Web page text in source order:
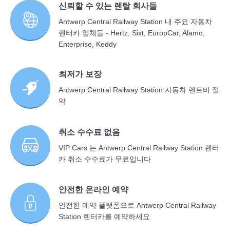
신뢰할 수 있는 렌탈 회사들
Antwerp Central Railway Station 내 주요 자동차
렌터카 업체들 - Hertz, Sixt, EuropCar, Alamo,
Enterprise, Keddy
최저가 보장
Antwerp Central Railway Station 자동차 렌트비 절
약
취소 수수료 없음
VIP Cars 는 Antwerp Central Railway Station 렌터
카 취소 수수료가 무료입니다
안전한 온라인 예약
안전한 예약 플랫폼으로 Antwerp Central Railway
Station 렌터카를 예약하세요